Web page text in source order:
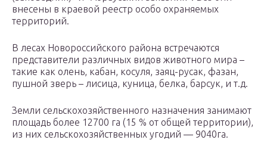
внесены в краевой реестр особо охраняемых
территорий.
В лесах Новороссийского района встречаются
представители различных видов животного мира –
такие как олень, кабан, косуля, заяц-русак, фазан,
пушной зверь – лисица, куница, белка, барсук, и т.д.
Земли сельскохозяйственного назначения занимают
площадь более 12700 га (15 % от общей территории),
из них сельскохозяйственных угодий — 9040га.